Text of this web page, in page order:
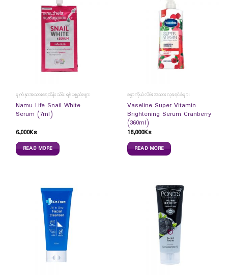
မျက်နှာအသားရေထိန်းသိမ်းရန်ပစ္စည်းများ
Namu Life Snail White
Serum (7ml)
6,000Ks
READ MORE
ခန္ဓာကိုယ်လိမ်းအသားလှခရင်ခ်များ
Vaseline Super Vitamin
Brightening Serum Cranberry
(360ml)
18,000Ks
READ MORE